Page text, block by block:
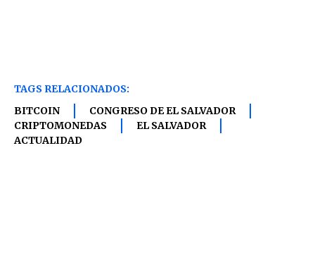
TAGS RELACIONADOS:
BITCOIN
CONGRESO DE EL SALVADOR
CRIPTOMONEDAS
EL SALVADOR
ACTUALIDAD